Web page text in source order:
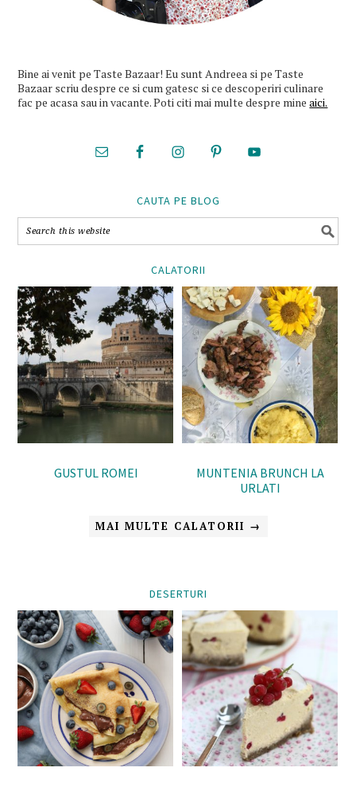
Bine ai venit pe Taste Bazaar! Eu sunt Andreea si pe Taste
Bazaar scriu despre ce si cum gatesc si ce descoperiri culinare
fac pe acasa sau in vacante. Poti citi mai multe despre mineaici.
CAUTA PE BLOG
CALATORII
GUSTUL ROMEI
MUNTENIA BRUNCH LA
URLATI
MAI MULTE CALATORII →
DESERTURI